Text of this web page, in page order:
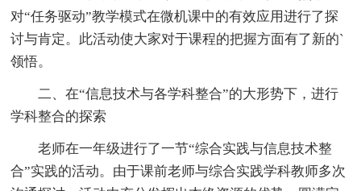
对“任务驱动”教学模式在微机课中的有效应用进行了探
讨与肯定。此活动使大家对于课程的把握方面有了新的`
领悟。
二、在“信息技术与各学科整合”的大形势下，进行
学科整合的探索
老师在一年级进行了一节“综合实践与信息技术整
合”实践的活动。由于课前老师与综合实践学科教师多次